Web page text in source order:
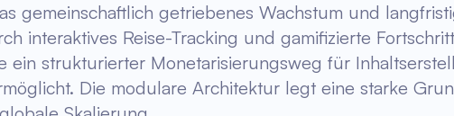
gemeinschaftlich getriebenes Wachstum und
interaktives Reise-Tracking und gamifizierte
strukturierter Monetarisierungsweg für
Die modulare Architektur legt eine starke